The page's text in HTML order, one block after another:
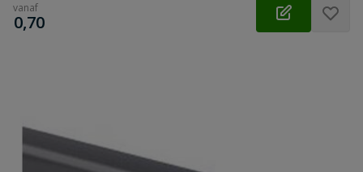
vanaf
€
0,70